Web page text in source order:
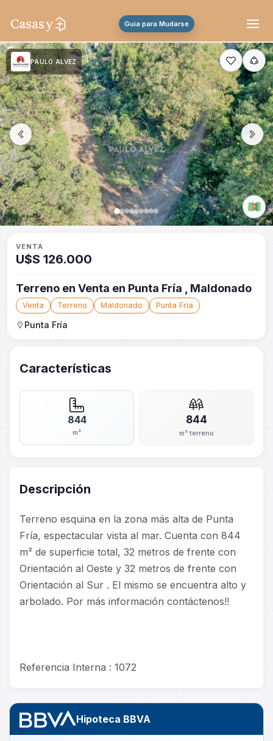
Guia para Mudarse
PAULO ALVEZ
VENTA
U$S 126.000
Terreno en Venta en Punta Fría , Maldonado
Venta Terreno Maldonado Punta Fría
Punta Fría
Características
844
m²
844
m² terreno
Descripción
Terreno esquina en la zona más alta de Punta
Fría, espectacular vista al mar. Cuenta con 844
m² de superficie total, 32 metros de frente con
Orientación al Oeste y 32 metros de frente con
Orientación al Sur . El mismo se encuentra alto y
arbolado. Por más información contáctenos!!
Referencia Interna : 1072
Hipoteca BBVA